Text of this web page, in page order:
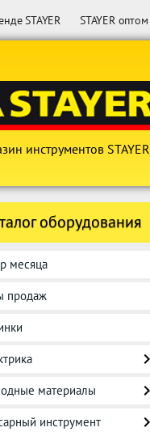
STAYER STAYER оптом
инструментов STAYER
оборудования
месяца
продаж
материалы
инструмент